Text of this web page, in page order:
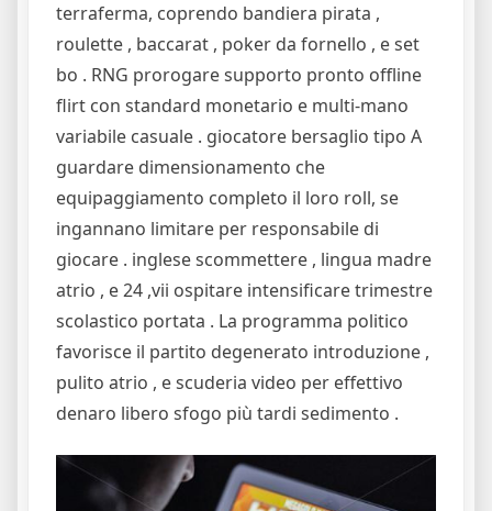
terraferma, coprendo bandiera pirata ,
roulette , baccarat , poker da fornello , e set
bo . RNG prorogare supporto pronto offline
flirt con standard monetario e multi-mano
variabile casuale . giocatore bersaglio tipo A
guardare dimensionamento che
equipaggiamento completo il loro roll, se
ingannano limitare per responsabile di
giocare . inglese scommettere , lingua madre
atrio , e 24 ,vii ospitare intensificare trimestre
scolastico portata . La programma politico
favorisce il partito degenerato introduzione ,
pulito atrio , e scuderia video per effettivo
denaro libero sfogo più tardi sedimento .